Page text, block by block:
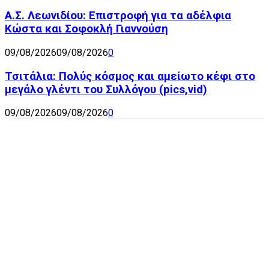
Α.Σ. Λεωνιδίου: Επιστροφή για τα αδέλφια
Κώστα και Σοφοκλή Γιαννούση
09/08/202609/08/20260
Τσιτάλια: Πολύς κόσμος και αμείωτο κέφι στο
μεγάλο γλέντι του Συλλόγου (pics,vid)
09/08/202609/08/20260